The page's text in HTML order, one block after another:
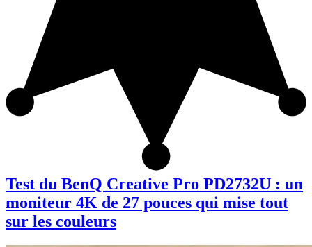
Test du BenQ Creative Pro PD2732U : un
moniteur 4K de 27 pouces qui mise tout
sur les couleurs